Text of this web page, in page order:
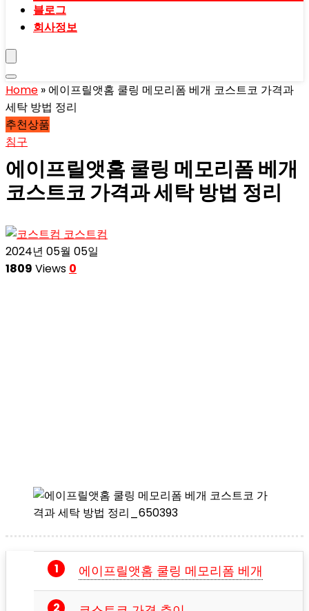
블로그
회사정보
Home » 에이프릴앳홈 쿨링 메모리폼 베개 코스트코 가격과
세탁 방법 정리
추천상품
침구
에이프릴앳홈 쿨링 메모리폼 베개
코스트코 가격과 세탁 방법 정리
코스트컴
2024년 05월 05일
1809 Views 0
에이프릴앳홈 쿨링 메모리폼 베개